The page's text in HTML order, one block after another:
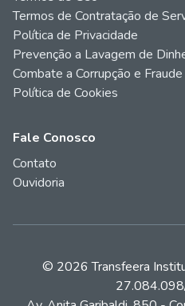
Termos de Contratação de
Política de Privacidade
Prevenção a Lavagem de
Combate a Corrupção e Fraude
Política de Cookies
Fale Conosco
Contato
Ouvidoria
© 2026 Transfeera